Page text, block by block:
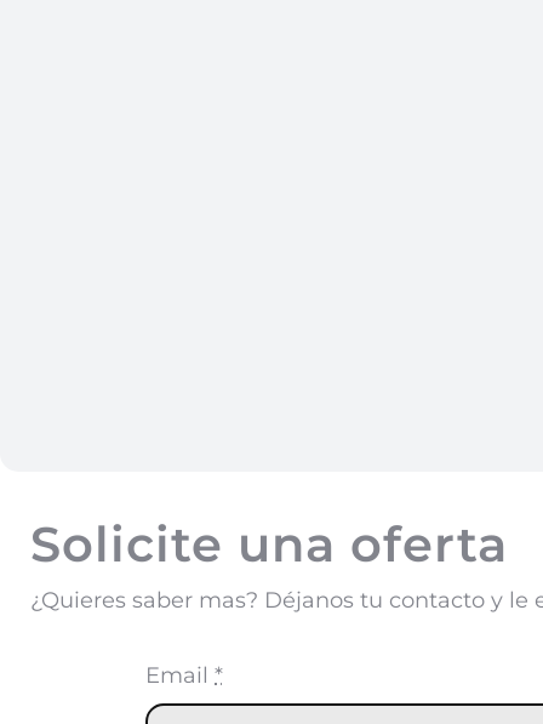
Solicite una oferta
¿Quieres saber mas? Déjanos tu contacto y
Email*